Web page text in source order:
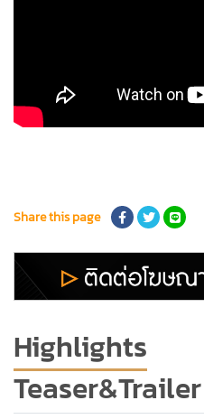
มีเธอ ลพอุทัย
ศุภณัฐ สุดจินดา
นลินทิพย์ เพิ่มภัทรสกุล
น้ำเงิน บุญหนัก
ณัชพล รัตนมงคล
Share this page
Highlights
Teaser&Trailer